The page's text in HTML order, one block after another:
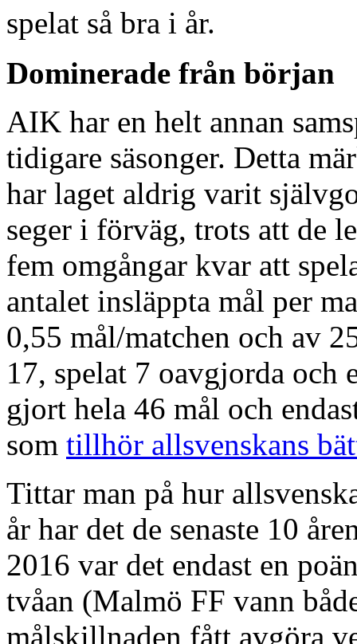
spelat så bra i år.
Dominerade från början
AIK har en helt annan
tidigare säsonger. Detta
har laget aldrig varit
seger i förväg, trots att de
fem omgångar kvar att
antalet insläppta mål per
0,55 mål/matchen och av
17, spelat 7 oavgjorda och
gjort hela 46 mål och
som tillhör allsvenskans
Tittar man på hur
år har det de senaste 10
2016 var det endast en
tvåan (Malmö FF vann
målskillnaden fått avgöra